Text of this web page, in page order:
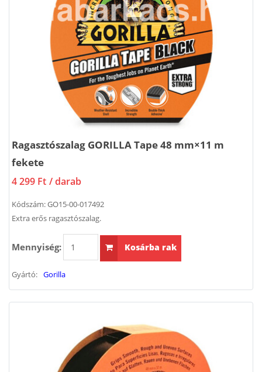
Ragasztószalag GORILLA Tape 48 mm×11 m
fekete
4 299 Ft / darab
Kódszám:GO15-00-017492
Extra erős ragasztószalag.
Mennyiség: Kosárba rak
Gyártó: Gorilla